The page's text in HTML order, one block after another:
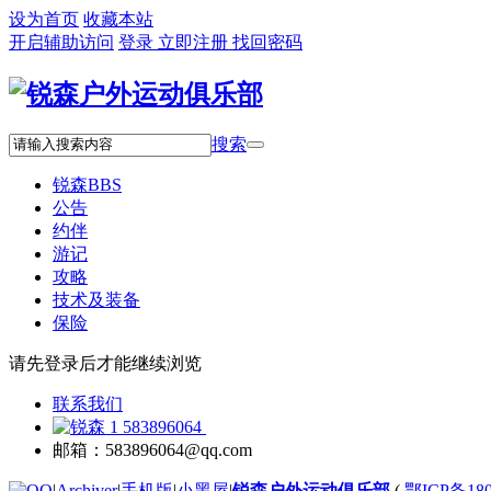
设为首页 收藏本站
开启辅助访问 登录 立即注册 找回密码
搜索
锐森BBS
公告
约伴
游记
攻略
技术及装备
保险
请先登录后才能继续浏览
联系我们
583896064
邮箱：583896064@qq.com